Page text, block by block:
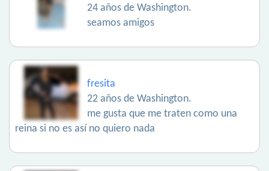
24 años de Washington.
seamos amigos
fresita
22 años de Washington.
me gusta que me traten como una
reina si no es así no quiero nada